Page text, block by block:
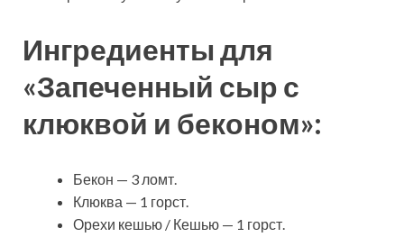
Ингредиенты для
«Запеченный сыр с
клюквой и беконом»:
Бекон — 3 ломт.
Клюква — 1 горст.
Орехи кешью / Кешью — 1 горст.